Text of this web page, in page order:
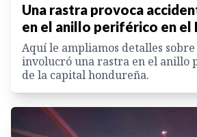
Una rastra provoca
en el anillo periférico en el
Aquí le ampliamos detalles
involucró una rastra en el anillo
de la capital hondureña.